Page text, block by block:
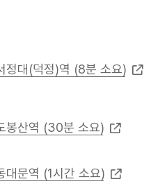
정대(덕정)역 (8분 소요)
봉산역 (30분 소요)
대문역 (1시간 소요)